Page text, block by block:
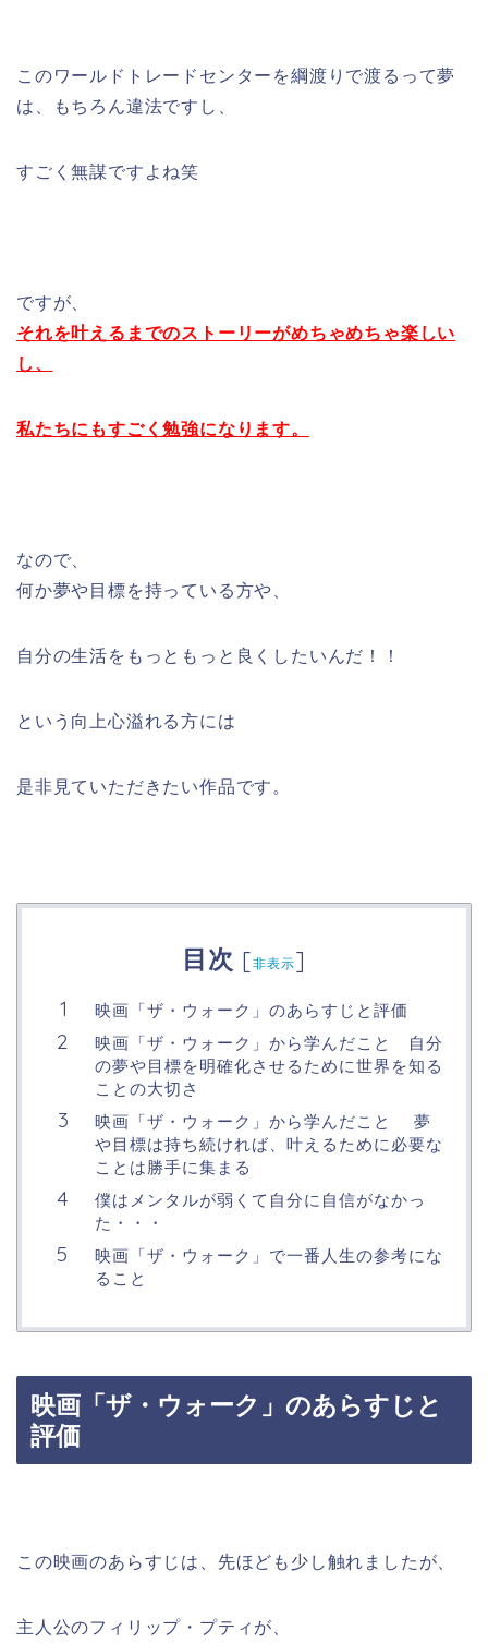
このワールドトレードセンターを綱渡りで渡るって夢
は、もちろん違法ですし、
すごく無謀ですよね笑
ですが、
それを叶えるまでのストーリーがめちゃめちゃ楽しい
し、
私たちにもすごく勉強になります。
なので、
何か夢や目標を持っている方や、
自分の生活をもっともっと良くしたいんだ！！
という向上心溢れる方には
是非見ていただきたい作品です。
目次 [非表示]
映画「ザ・ウォーク」のあらすじと評価
映画「ザ・ウォーク」から学んだこと 自分
の夢や目標を明確化させるために世界を知る
ことの大切さ
映画「ザ・ウォーク」から学んだこと 夢
や目標は持ち続ければ、叶えるために必要な
ことは勝手に集まる
僕はメンタルが弱くて自分に自信がなかっ
た・・・
映画「ザ・ウォーク」で一番人生の参考にな
ること
映画「ザ・ウォーク」のあらすじと
評価
この映画のあらすじは、先ほども少し触れましたが、
主人公のフィリップ・プティが、